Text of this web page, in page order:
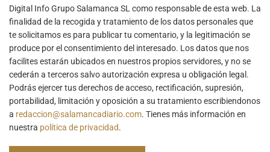
Digital Info Grupo Salamanca SL como responsable de esta web. La
finalidad de la recogida y tratamiento de los datos personales que
te solicitamos es para publicar tu comentario, y la legitimación se
produce por el consentimiento del interesado. Los datos que nos
facilites estarán ubicados en nuestros propios servidores, y no se
cederán a terceros salvo autorización expresa u obligación legal.
Podrás ejercer tus derechos de acceso, rectificación, supresión,
portabilidad, limitación y oposición a su tratamiento escribiendonos
a redaccion@salamancadiario.com. Tienes más información en
nuestra política de privacidad.